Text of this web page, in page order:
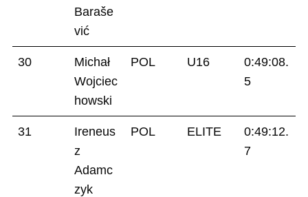
Baraše
vić
30
Michał
Wojciec
howski
POL U16
0:49:08.
5
31
Ireneus
z
Adamc
zyk
POL ELITE
0:49:12.
7